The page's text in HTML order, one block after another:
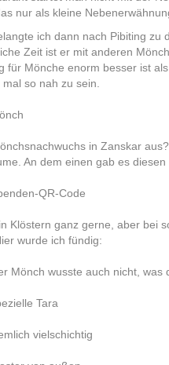
nur als kleine
ich dann nach Pibiting
Zeit ist er mit anderen
für Mönche enorm besser ist
so nah zu sein.
in Zanskar
An dem einen gab es
QR-Code
Klöstern ganz gerne, aber bei
wurde ich fündig:
Mönch wusste auch nicht, was
Tara
vielschichtig